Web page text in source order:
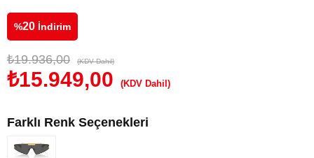
%20 İndirim
₺19.936,00 (KDV Dahil)
₺15.949,00 (KDV Dahil)
Farklı Renk Seçenekleri